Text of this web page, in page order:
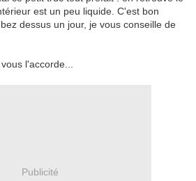
est un peu liquide. C'est bon
dessus un jour, je vous conseille de
l'accorde...
Publicité